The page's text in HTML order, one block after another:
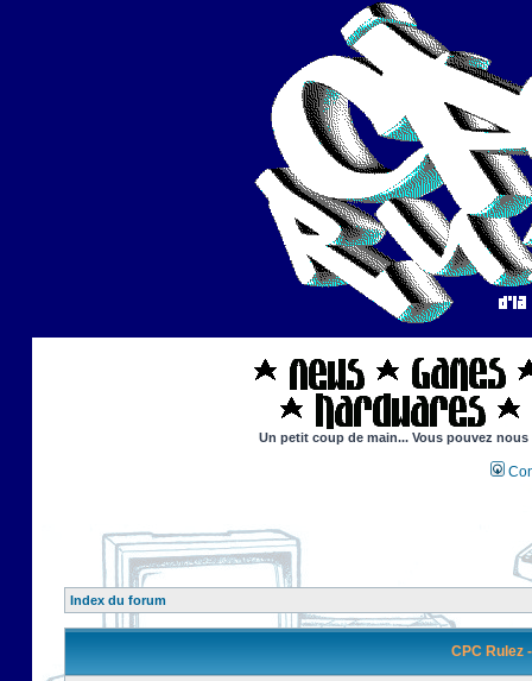
Un petit coup de main... Vous pouvez
Index du forum
CPC Rulez